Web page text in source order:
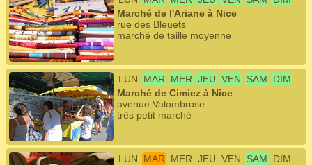
Marché de l'Ariane à Nice
rue des Bleuets
marché de taille moyenne
LUN MAR MER JEU VEN SAM
DIM
Marché de Cimiez à Nice
avenue Valombrose
très petit marché
LUN MAR MER JEU VEN SAM
DIM